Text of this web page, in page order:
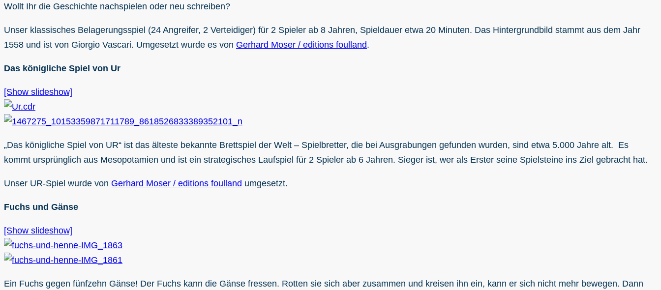
Wollt Ihr die Geschichte nachspielen oder neu schreiben?
Unser klassisches Belagerungsspiel (24 Angreifer, 2 Verteidiger) für 2 Spieler ab 8 Jahren, Spieldauer etwa 20 Minuten. Das Hintergrundbild stammt aus dem Jahr
1558 und ist von Giorgio Vascari. Umgesetzt wurde es von Gerhard Moser / editions foulland.
Das königliche Spiel von Ur
[Show slideshow]
„Das königliche Spiel von UR“ ist das älteste bekannte Brettspiel der Welt – Spielbretter, die bei Ausgrabungen gefunden wurden, sind etwa 5.000 Jahre alt. Es
kommt ursprünglich aus Mesopotamien und ist ein strategisches Laufspiel für 2 Spieler ab 6 Jahren. Sieger ist, wer als Erster seine Spielsteine ins Ziel gebracht hat.
Unser UR-Spiel wurde von Gerhard Moser / editions foulland umgesetzt.
Fuchs und Gänse
[Show slideshow]
Ein Fuchs gegen fünfzehn Gänse! Der Fuchs kann die Gänse fressen. Rotten sie sich aber zusammen und kreisen ihn ein, kann er sich nicht mehr bewegen. Dann